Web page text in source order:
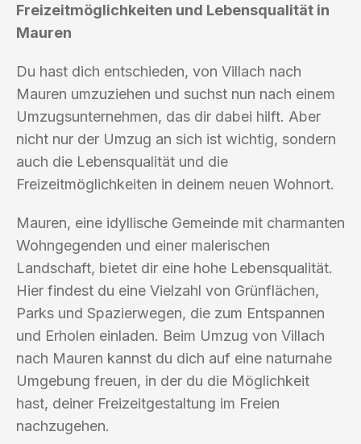
Freizeitmöglichkeiten und Lebensqualität in
Mauren
Du hast dich entschieden, von Villach nach
Mauren umzuziehen und suchst nun nach einem
Umzugsunternehmen, das dir dabei hilft. Aber
nicht nur der Umzug an sich ist wichtig, sondern
auch die Lebensqualität und die
Freizeitmöglichkeiten in deinem neuen Wohnort.
Mauren, eine idyllische Gemeinde mit charmanten
Wohngegenden und einer malerischen
Landschaft, bietet dir eine hohe Lebensqualität.
Hier findest du eine Vielzahl von Grünflächen,
Parks und Spazierwegen, die zum Entspannen
und Erholen einladen. Beim Umzug von Villach
nach Mauren kannst du dich auf eine naturnahe
Umgebung freuen, in der du die Möglichkeit
hast, deiner Freizeitgestaltung im Freien
nachzugehen.